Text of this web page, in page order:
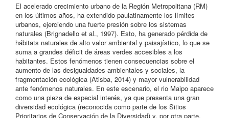
El acelerado crecimiento urbano de la Región Metropolitana (RM)
en los últimos años, ha extendido paulatinamente los límites
urbanos, ejerciendo una fuerte presión sobre los sistemas
naturales (Brignadello et al., 1997). Esto, ha generado pérdida de
hábitats naturales de alto valor ambiental y paisajístico, lo que se
suma a grandes déficit de áreas verdes accesibles a los
habitantes. Estos fenómenos tienen consecuencias sobre el
aumento de las desigualdades ambientales y sociales, la
fragmentación ecológica (Atisba, 2014) y mayor vulnerabilidad
ante fenómenos naturales. En este escenario, el rio Maipo aparece
como una pieza de especial interés, ya que presenta una gran
diversidad ecológica (reconocida como parte de los Sitios
Prioritarios de Conservación de la Diversidad) y, por otra parte,